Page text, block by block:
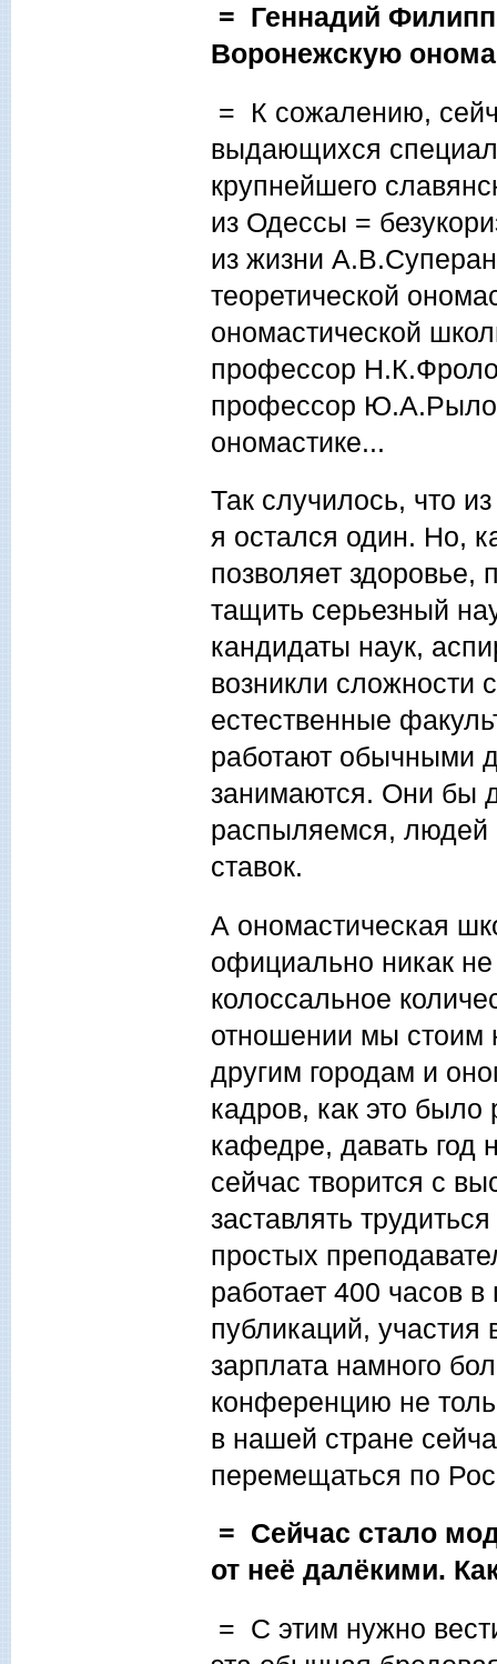
= Геннадий
Воронежскую
= К сожалению,
выдающихся
крупнейшего
из Одессы =
из жизни
теоретической
ономастической
профессор
профессор
ономастике...
Так случилось, что
я остался один. Но,
позволяет
тащить серьезный
кандидаты наук,
возникли сложности
естественные
работают обычными
занимаются. Они бы
распыляемся, людей
ставок.
А ономастическая
официально никак не
колоссальное
отношении мы стоим
другим городам и
кадров, как это было
кафедре, давать год
сейчас творится с
заставлять
простых
работает 400 часов в
публикаций,
зарплата намного
конференцию не
в нашей стране
перемещаться по
= Сейчас стало
от неё далёкими.
= С этим нужно